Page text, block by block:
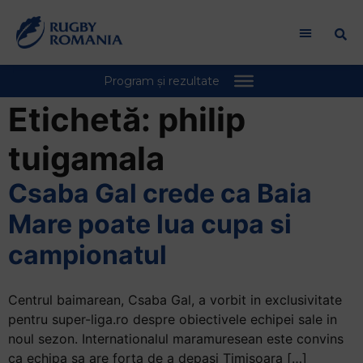
Etichetă: philip
tuigamala
Csaba Gal crede ca Baia
Mare poate lua cupa si
campionatul
Centrul baimarean, Csaba Gal, a vorbit in exclusivitate
pentru super-liga.ro despre obiectivele echipei sale in
noul sezon. Internationalul maramuresean este convins
ca echipa sa are forta de a depasi Timisoara […]